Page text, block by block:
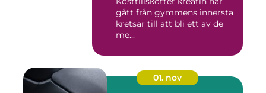
gått från gymmens innersta
kretsar till att bli ett av de
me...
01. nov